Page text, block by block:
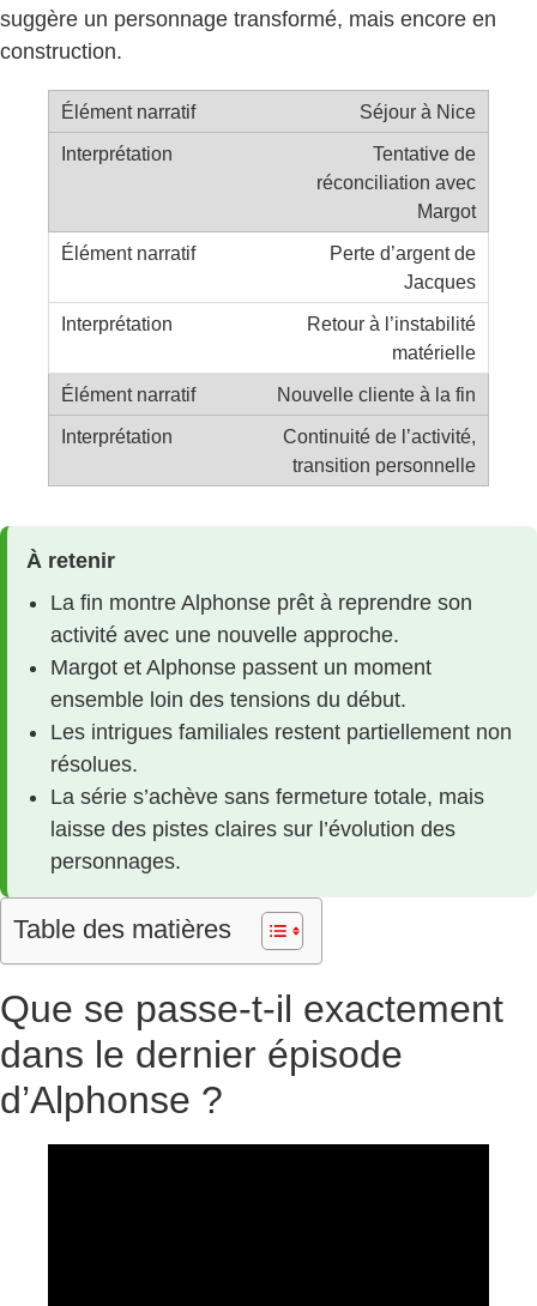
suggère un personnage transformé, mais encore en
construction.
Séjour à Nice
Tentative de
réconciliation avec
Margot
Perte d’argent de
Jacques
Retour à l’instabilité
matérielle
Nouvelle cliente à la fin
Continuité de l’activité,
transition personnelle
À retenir
La fin montre Alphonse prêt à reprendre son
activité avec une nouvelle approche.
Margot et Alphonse passent un moment
ensemble loin des tensions du début.
Les intrigues familiales restent partiellement non
résolues.
La série s’achève sans fermeture totale, mais
laisse des pistes claires sur l’évolution des
personnages.
Table des matières
Que se passe-t-il exactement
dans le dernier épisode
d’Alphonse ?